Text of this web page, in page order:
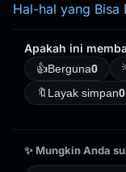
Hal-hal yang Bisa
Apakah ini
👍Berguna0
🔖 Layak simpan0
✨ Mungkin Anda